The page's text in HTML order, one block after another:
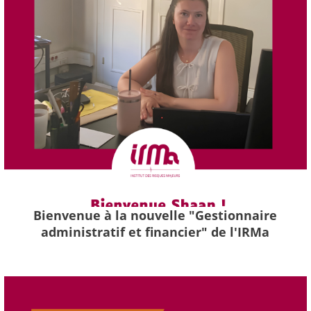
Bienvenue à la nouvelle "Gestionnaire
administratif et financier" de l'IRMa